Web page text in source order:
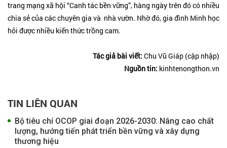
trang mạng xã hội “Canh tác bền vững”, hàng ngày trên đó có nhiều
chia sẻ của các chuyên gia và nhà vườn. Nhờ đó, gia đình Minh học
hỏi được nhiều kiến thức trồng cam.
Tác giả bài viết: Chu Vũ Giáp (cập nhập)
Nguồn tin: kinhtenongthon.vn
TIN LIÊN QUAN
Bộ tiêu chí OCOP giai đoạn 2026-2030: Nâng cao chất
lượng, hướng tiến phát triển bền vững và xây dựng
thương hiệu